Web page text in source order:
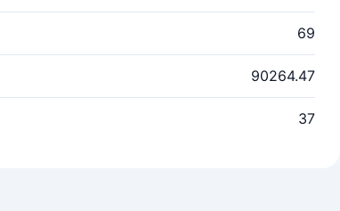
69
90264.47
37